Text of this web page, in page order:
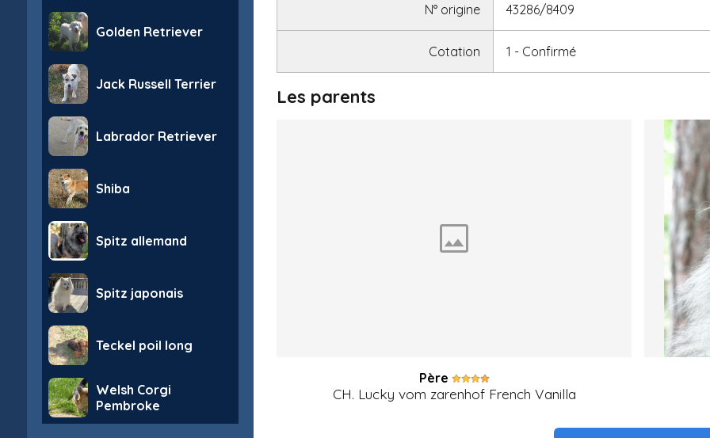
Golden Retriever
Jack Russell Terrier
Labrador Retriever
Shiba
Spitz allemand
Spitz japonais
Teckel poil long
Welsh Corgi
Pembroke
N° origine 43286/8409
Cotation 1 - Confirmé
Les parents
Père
CH. Lucky vom zarenhof French Vanilla